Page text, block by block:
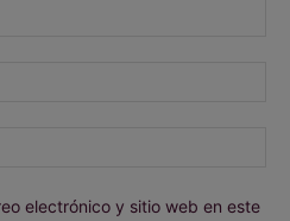
electrónico y sitio web en este